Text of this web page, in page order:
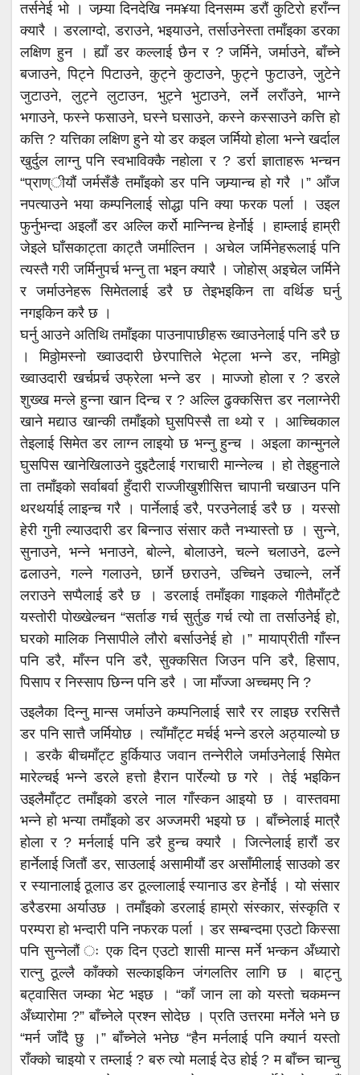
तर्सनेई भो । जम्र्या दिनदेखि नम¥या दिनसम्म डरौं कुटिरो हराँन्न
क्यारै । डरलाग्दो, डराउने, भइयाउने, तर्साउनेस्ता तमाँइका डरका
लक्षिण हुन । ह्याँ डर कल्लाई छैन र ? जर्मिने, जर्माउने, बाँच्ने
बजाउने, पिट्ने पिटाउने, कुट्ने कुटाउने, फुट्ने फुटाउने, जुटेने
जुटाउने, लुट्ने लुटाउन, भुट्ने भुटाउने, लर्ने लराँउने, भाग्ने
भगाउने, फस्ने फसाउने, घस्ने घसाउने, कस्ने कस्साउने कत्ति हो
कत्ति ? यत्तिका लक्षिण हुने यो डर कइल जर्मियो होला भन्ने खर्दाल
खुर्दुल लाग्नु पनि स्वभाविक्कै नहोला र ? डर्रा ज्ञाताहरू भन्चन
“प्राण्ीयौं जर्मसँङै तमाँइको डर पनि जम्र्यान्च हो गरै ।” आँज
नपत्याउने भया कम्पनिलाई सोद्धा पनि क्या फरक पर्ला । उइल
फुर्नुभन्दा अइलौं डर अल्लि कर्रो मान्निन्च हेर्नोई । हाम्लाई हाम्री
जेइले घाँसकाट्ता काट्तै जर्माल्तिन । अचेल जर्मिनेहरूलाई पनि
त्यस्तै गरी जर्मिनुपर्च भन्नु ता भइन क्यारै । जोहोस् अइचेल जर्मिने
र जर्माउनेहरू सिमेतलाई डरै छ तेइभइकिन ता वर्थिङ घर्नु
नगइकिन करै छ ।
घर्नु आउने अतिथि तमाँइका पाउनापाछीहरू ख्वाउनेलाई पनि डरै छ
। मिठ्ठोमस्नो ख्वाउदारी छेरपात्तिले भेट्ला भन्ने डर, नमिठ्ठो
ख्वाउदारी खर्चपर्र्च उफ्रेला भन्ने डर । माज्जो होला र ? डरले
शुख्ख मन्ले हुन्ना खान दिन्च र ? अल्लि ढुक्कसित्त डर नलाग्नेरी
खाने मद्याउ खान्की तमाँइको घुसपिस्सै ता थ्यो र । आच्चिकाल
तेइलाई सिमेत डर लाग्न लाइयो छ भन्नु हुन्च । अइला कान्मुनले
घुसपिस खानेखिलाउने दुइटैलाई गराचारी मान्नेल्च । हो तेइहुनाले
ता तमाँइको सर्वाबर्वा हुँदारी राज्जीखुशीसित्त चापानी चखाउन पनि
थरथर्याई लाइन्च गरै । पार्नेलाई डरै, परउनेलाई डरै छ । यस्सो
हेरी गुनी ल्याउदारी डर बिन्नाउ संसार कतै नभ्यास्तो छ । सुन्ने,
सुनाउने, भन्ने भनाउने, बोल्ने, बोलाउने, चल्ने चलाउने, ढल्ने
ढलाउने, गल्ने गलाउने, छार्ने छराउने, उच्चिने उचाल्ने, लर्ने
लराउने सप्पैलाई डरै छ । डरलाई तमाँइका गाइकले गीतैमाँट्टै
यस्तोरी पोख्खेल्चन “सर्ताङ गर्च सुर्तुङ गर्च त्यो ता तर्साउनेई हो,
घरको मालिक निसापीले लौरो बर्साउनेई हो ।” मायाप्रीती गाँस्न
पनि डरै, माँस्न पनि डरै, सुक्कसित जिउन पनि डरै, हिसाप,
पिसाप र निस्साप छिन्न पनि डरै । जा माँज्जा अच्चमए नि ?
उइलैका दिन्नु मान्स जर्माउने कम्पनिलाई सारै रर लाइछ ररसित्तै
डर पनि सात्तै जर्मियोछ । त्याँमाँट्ट मर्चई भन्ने डरले अठ्याल्यो छ
। डरकै बीचमाँट्ट हुर्कियाउ जवान तन्नेरीले जर्माउनेलाई सिमेत
मारेल्चई भन्ने डरले हत्तो हैरान पार्रेल्यो छ गरे । तेई भइकिन
उइलैमाँट्ट तमाँइको डरले नाल गाँस्कन आइयो छ । वास्तवमा
भन्ने हो भन्या तमाँइको डर अज्जमरी भइयो छ । बाँच्नेलाई मात्रै
होला र ? मर्नलाई पनि डरै हुन्च क्यारै । जित्नेलाई हारौं डर
हार्नेलाई जितौं डर, साउलाई असामीयौं डर असाँमीलाई साउको डर
र स्यानालाई ठूलाउ डर ठूल्लालाई स्यानाउ डर हेर्नोई । यो संसार
डरैडरमा अर्याउछ । तमाँइको डरलाई हाम्रो संस्कार, संस्कृति र
परम्परा हो भन्दारी पनि नफरक पर्ला । डर सम्बन्दमा एउटो किस्सा
पनि सुन्नेलौं ः एक दिन एउटो शासी मान्स मर्ने भन्कन अँध्यारो
रात्नु ठूल्लै काँक्को सल्काइकिन जंगलतिर लागि छ । बाट्नु
बट्वासित जम्का भेट भइछ । “काँ जान ला को यस्तो चकमन्न
अँध्यारोमा ?” बाँच्नेले प्रश्न सोदेछ । प्रति उत्तरमा मर्नेले भने छ
“मर्न जाँदै छु ।” बाँच्नेले भनेछ “हैन मर्नलाई पनि क्यार्न यस्तो
राँक्को चाइयो र तम्लाई ? बरु त्यो मलाई देउ होई ? म बाँच्न चान्चु